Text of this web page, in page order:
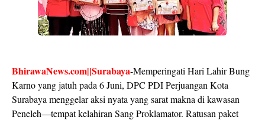
BhirawaNews.com||Surabaya-Memperingati Hari Lahir Bung
Karno yang jatuh pada 6 Juni, DPC PDI Perjuangan Kota
Surabaya menggelar aksi nyata yang sarat makna di kawasan
Peneleh—tempat kelahiran Sang Proklamator. Ratusan paket